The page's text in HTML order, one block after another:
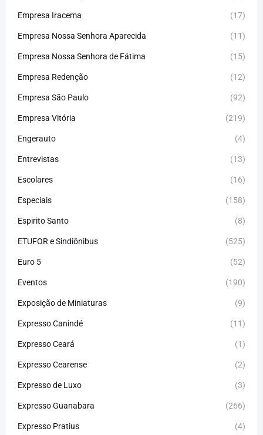
Empresa Iracema (17)
Empresa Nossa Senhora Aparecida (11)
Empresa Nossa Senhora de Fátima (15)
Empresa Redenção (12)
Empresa São Paulo (92)
Empresa Vitória (219)
Engerauto (4)
Entrevistas (13)
Escolares (16)
Especiais (158)
Espirito Santo (8)
ETUFOR e Sindiônibus (525)
Euro 5 (52)
Eventos (190)
Exposição de Miniaturas (9)
Expresso Canindé (11)
Expresso Ceará (1)
Expresso Cearense (2)
Expresso de Luxo (3)
Expresso Guanabara (266)
Expresso Pratius (4)